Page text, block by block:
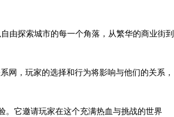
由探索城市的每一个角落，从繁华的商业街到
网，玩家的选择和行为将影响与他们的关系，
它邀请玩家在这个充满热血与挑战的世界